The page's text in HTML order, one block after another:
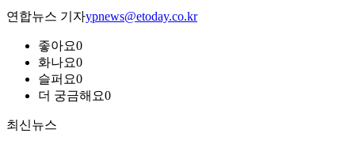
연합뉴스 기자ypnews@etoday.co.kr
좋아요0
화나요0
슬퍼요0
더 궁금해요0
최신뉴스